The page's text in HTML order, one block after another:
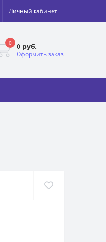
Личный кабинет
0 0 руб.
Оформить заказ